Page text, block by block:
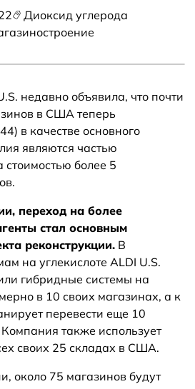
Диоксид углерода
недавно объявила, что почти
в США теперь
в качестве основного
являются частью
стоимостью более 5
переход на более
стал основным
реконструкции. В
на углекислоте ALDI U.S.
гибридные системы на
в 10 своих магазинах, а к
перевести еще 10
также использует
своих 25 складах в США.
около 75 магазинов будут